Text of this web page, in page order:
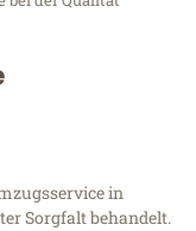
in
Sorgfalt behandelt.